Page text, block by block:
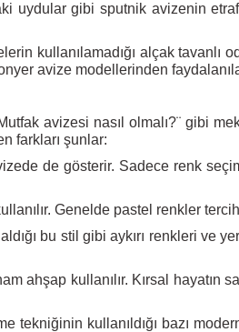
gibi sputnik avizenin
kullanılamadığı alçak tavanlı
avize modellerinden
avizesi nasıl olmalı?¨ gibi
farkları şunlar:
de gösterir. Sadece renk
Genelde pastel renkler
bu stil gibi aykırı renkleri ve
ahşap kullanılır. Kırsal
tekniğinin kullanıldığı bazı